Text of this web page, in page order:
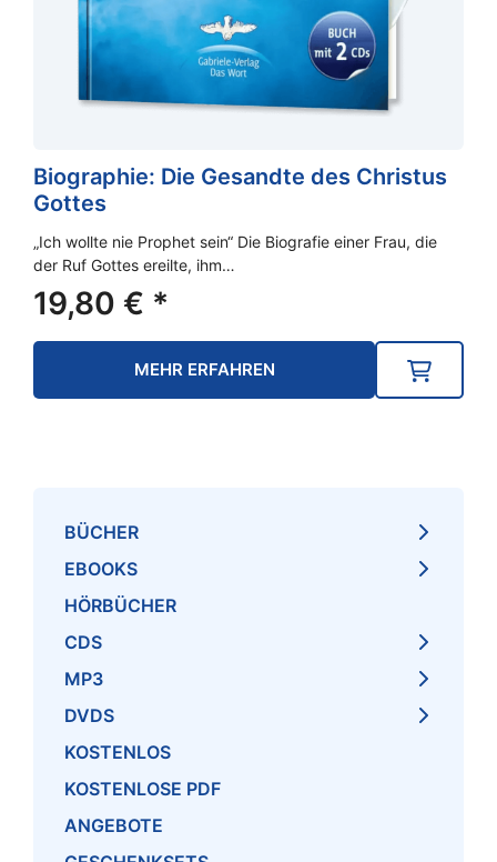
Biographie: Die Gesandte des Christus
Gottes
„Ich wollte nie Prophet sein“ Die Biografie einer Frau, die
der Ruf Gottes ereilte, ihm…
19,80 € *
MEHR ERFAHREN
BÜCHER
EBOOKS
HÖRBÜCHER
CDS
MP3
DVDS
KOSTENLOS
KOSTENLOSE PDF
ANGEBOTE